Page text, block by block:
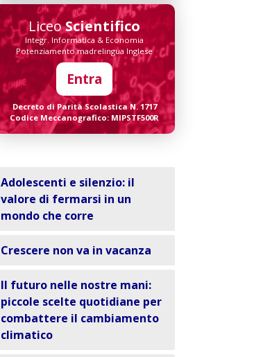
LiceoScientifico
Integr. Informatica & Economia
Potenziamento madrelingua Inglese
Entra
Decreto di Parità Scolastica N. 1717
Codice Meccanografico: MIPSTF500R
Adolescenti e silenzio: il
valore di fermarsi in un
mondo che corre
Crescere non va in vacanza
Il futuro nelle nostre mani:
piccole scelte quotidiane per
combattere il cambiamento
climatico